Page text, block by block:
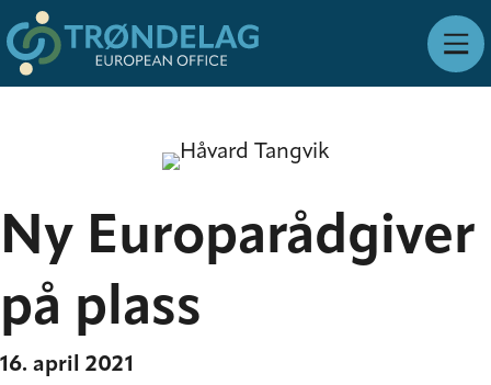
Ny Europarådgiver
på plass
16. april 2021